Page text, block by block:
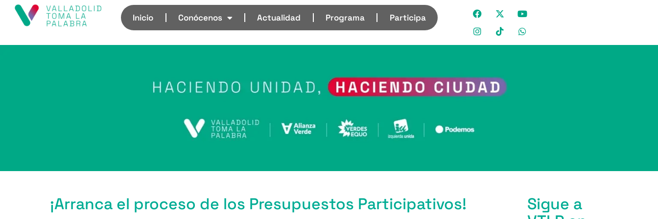
Inicio Conócenos Actualidad Programa Participa
¡Arranca el proceso de los Presupuestos Participativos!
Sigue a